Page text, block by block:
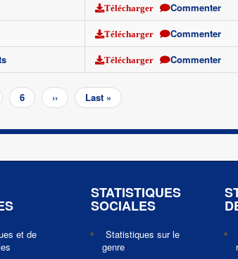
Télécharger
Commenter
Télécharger
Commenter
Télécharger Commenter
Page
6
Page
suivante
››
Dernière
page
Last »
et de
STATISTIQUES
SOCIALES
Statistiques sur le
genre